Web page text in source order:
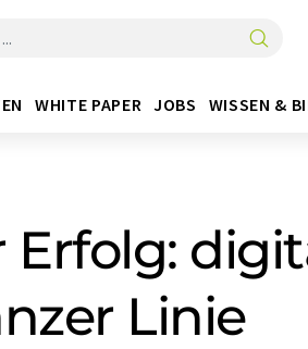
WHITE PAPER JOBS WISSEN &
Linie